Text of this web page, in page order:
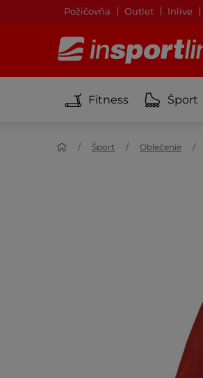
Požičovňa Outlet Inlive
Fitness Šport
Šport Oblečenie